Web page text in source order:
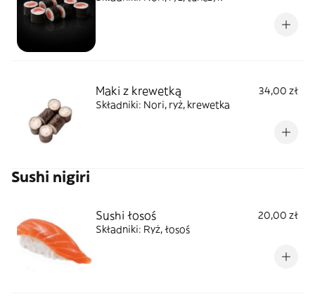
Maki z krewetką
34,00 zł
Składniki: Nori, ryż, krewetka
Sushi nigiri
Sushi łosoś
20,00 zł
Składniki: Ryż, łosoś